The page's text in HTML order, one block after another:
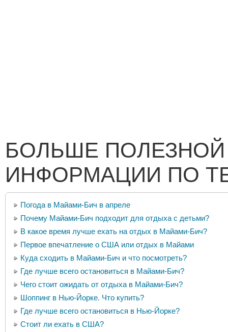
БОЛЬШЕ ПОЛЕЗНОЙ
ИНФОРМАЦИИ ПО
Погода в Майами-Бич в апреле
Почему Майами-Бич подходит для отдыха с детьми?
В какое время лучше ехать на отдых в Майами-Бич?
Первое впечатление о США или отдых в Майами
Куда сходить в Майами-Бич и что посмотреть?
Где лучше всего остановиться в Майами-Бич?
Чего стоит ожидать от отдыха в Майами-Бич?
Шоппинг в Нью-Йорке. Что купить?
Где лучше всего остановиться в Нью-Йорке?
Стоит ли ехать в США?